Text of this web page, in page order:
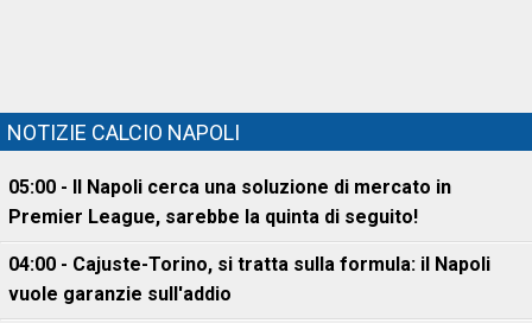
NOTIZIE CALCIO NAPOLI
05:00 - Il Napoli cerca una soluzione di mercato in
Premier League, sarebbe la quinta di seguito!
04:00 - Cajuste-Torino, si tratta sulla formula: il Napoli
vuole garanzie sull'addio